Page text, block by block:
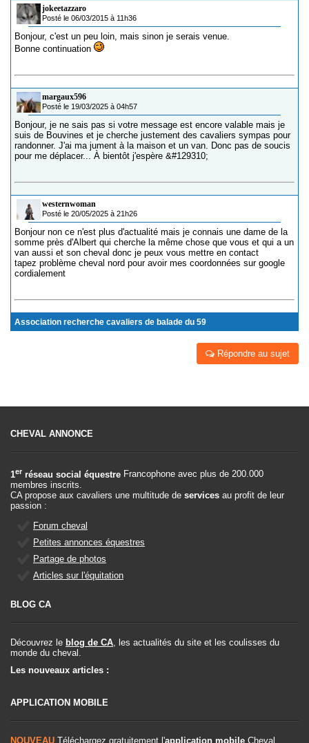
jokeetazzaro
Posté le 06/03/2015 à 11h36
Bonjour, c'est un peu loin, mais sinon je serais venue.
Bonne continuation
margaux596
Posté le 19/03/2025 à 04h57
Bonjour, je ne sais pas si votre message est encore valable mais je
suis de Bouvines et je cherche justement des cavaliers sympas pour
randonner. J'ai ma jument à la maison et un van. Donc pas de soucis
pour me déplacer... À bientôt j'espère &#129310;
westernwoman
Posté le 20/05/2025 à 21h26
Bonjour non ce n'est plus d'actualité mais je connais une dame de la
somme près d'Albert qui cherche la même chose que vous et qui a un
van aussi et son cheval donc je peux vous mettre en contact
tapez problème cheval nord pour avoir mes coordonnées sur google
cordialement
Association recherche cavaliers de balade du 59
Répondre au sujet
CHEVAL ANNONCE
1er réseau social équestre Francophone avec plus de 200.000
membres inscrits.
CA propose aux cavaliers une multitude de services au profit de leur
passion :
Forum cheval
Petites annonces équestres
Partage de photos
Articles sur l'équitation
BLOG CA
Découvrez le blog de CA , les actualités du site et les coulisses du
monde du cheval.
Les nouveaux articles :
APPLICATION MOBILE
NOUVEAU Téléchargez gratuitement l'application mobile Cheval